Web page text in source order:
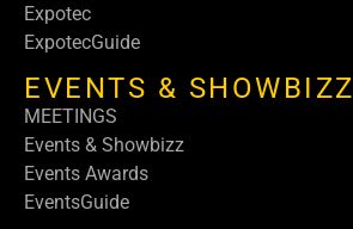
Expotec
ExpotecGuide
EVENTS & SHOWBIZZ
MEETINGS
Events & Showbizz
Events Awards
EventsGuide